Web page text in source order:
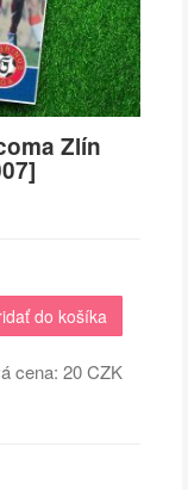
Zlín
do košíka
cena: 20CZK